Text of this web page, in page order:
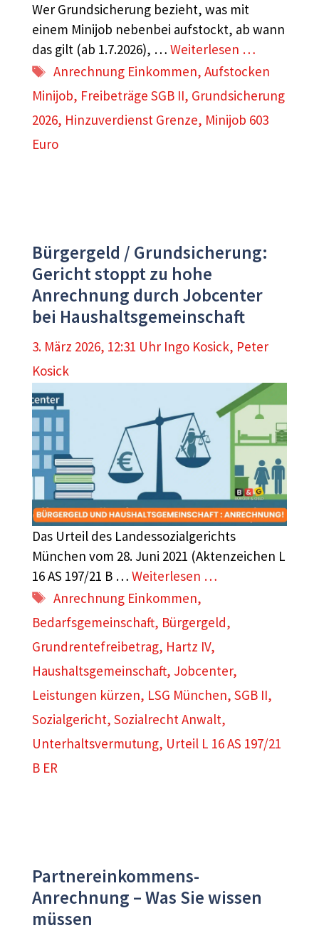
Wer Grundsicherung bezieht, was mit
einem Minijob nebenbei aufstockt, ab wann
das gilt (ab 1.7.2026), … Weiterlesen …
Schlagwörter
Anrechnung Einkommen,Aufstocken
Minijob, Freibeträge SGB II, Grundsicherung
2026, Hinzuverdienst Grenze, Minijob 603
Euro
Bürgergeld / Grundsicherung:
Gericht stoppt zu hohe
Anrechnung durch Jobcenter
bei Haushaltsgemeinschaft
3. März 2026, 12:31 Uhr Ingo Kosick, Peter
Kosick
Das Urteil des Landessozialgerichts
München vom 28. Juni 2021 (Aktenzeichen L
16 AS 197/21 B … Weiterlesen …
Schlagwörter
Anrechnung Einkommen,
Bedarfsgemeinschaft, Bürgergeld,
Grundrentefreibetrag, Hartz IV,
Haushaltsgemeinschaft, Jobcenter,
Leistungen kürzen, LSG München, SGB II,
Sozialgericht, Sozialrecht Anwalt,
Unterhaltsvermutung, Urteil L 16 AS 197/21
B ER
Partnereinkommens-
Anrechnung – Was Sie wissen
müssen